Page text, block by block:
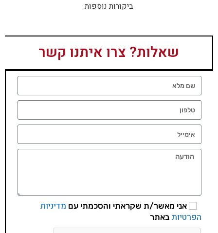
ביקורות נוספות
שאלות? צרו איתנו קשר
אני מאשר/ת שקראתי והסכמתי עם מדיניות
הפרטיות באתר